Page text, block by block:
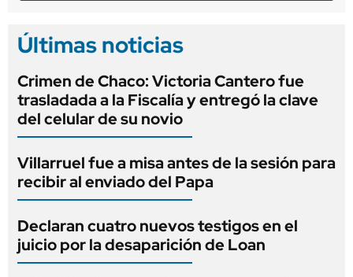
Últimas noticias
Crimen de Chaco: Victoria Cantero fue
trasladada a la Fiscalía y entregó la clave
del celular de su novio
Villarruel fue a misa antes de la sesión para
recibir al enviado del Papa
Declaran cuatro nuevos testigos en el
juicio por la desaparición de Loan